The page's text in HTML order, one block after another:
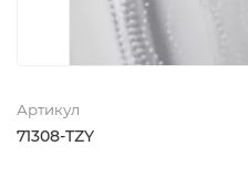
Артикул
71308-TZY